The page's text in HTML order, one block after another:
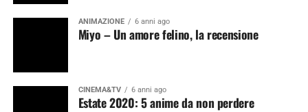
ANIMAZIONE 6 anni ago
Miyo – Un amore felino, la recensione
CINEMA&TV 6 anni ago
Estate 2020: 5 anime da non perdere